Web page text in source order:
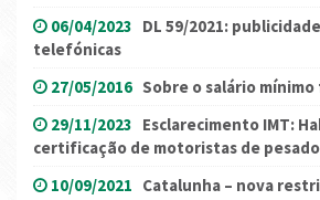
06/04/2023 DL 59/2021:
telefónicas
27/05/2016 Sobre o salário
29/11/2023 Esclarecimento IMT:
certificação de motoristas de
10/09/2021 Catalunha – nova